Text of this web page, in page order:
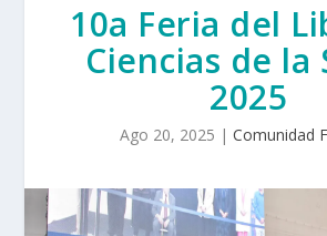
10a Feria del
Ciencias de la
2025
Ago 20, 2025 | Comunidad